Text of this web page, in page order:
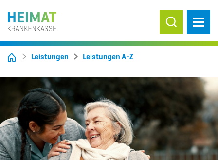
Suche ein-/
Leistungen Leistungen A-Z